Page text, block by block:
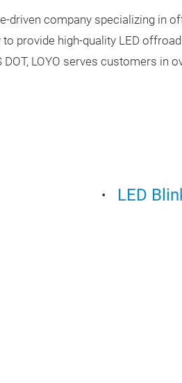
driven company specializing
provide high-quality LED
LOYO serves customers in
LED